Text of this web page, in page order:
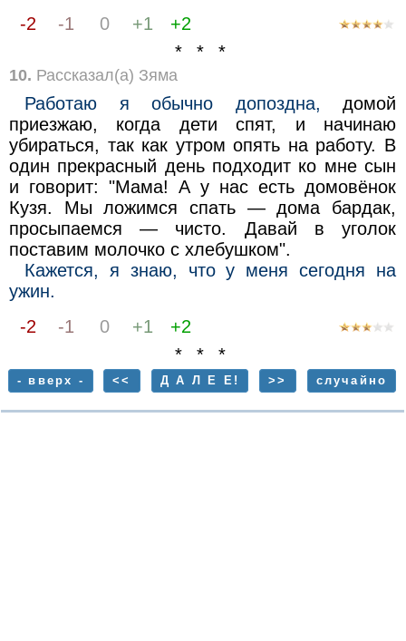
-2
-1 0 +1
+2
* * *
10. Рассказал(а) Зяма
Работаю я обычно допоздна, домой
приезжаю, когда дети спят, и начинаю
убираться, так как утром опять на работу. В
один прекрасный день подходит ко мне сын
и говорит: "Мама! А у нас есть домовёнок
Кузя. Мы ложимся спать — дома бардак,
просыпаемся — чисто. Давай в уголок
поставим молочко с хлебушком".
Кажется, я знаю, что у меня сегодня на
ужин.
-2
-1 0 +1
+2
* * *
- вверх - << Д А Л Е Е! >> случайно